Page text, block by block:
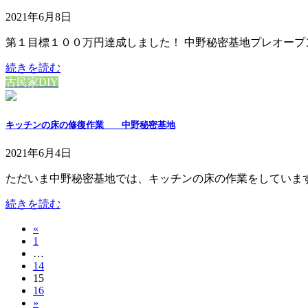
2021年6月8日
第１目標１００万円達成しました！ 中野秘密基地プレオー
続きを読む
古民家DIY
キッチンの床の修復作業 中野秘密基地
2021年6月4日
ただいま中野秘密基地では、キッチンの床の作業をしてい
続きを読む
«
固
定
ペ
ー
ジ
1
…
固
定
ペ
14
固
定
15
固
定
16
»